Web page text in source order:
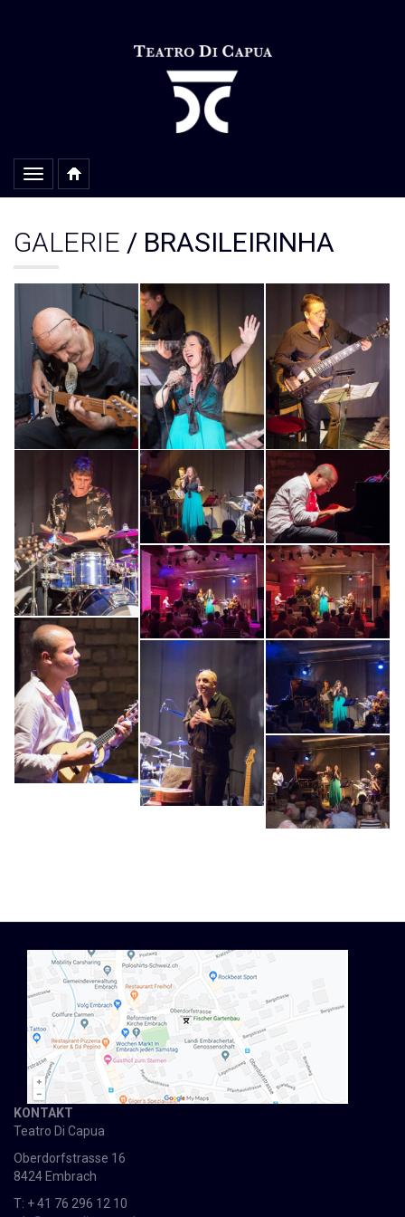
Alterar
navegação
GALERIE / BRASILEIRINHA
KONTAKT
Teatro Di Capua
Oberdorfstrasse 16
8424 Embrach
T: + 41 76 296 12 10